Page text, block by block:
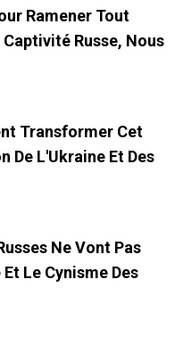
Ramener Tout
Russe, Nous
Transformer Cet
De L'Ukraine Et Des
Ne Vont Pas
Le Cynisme Des